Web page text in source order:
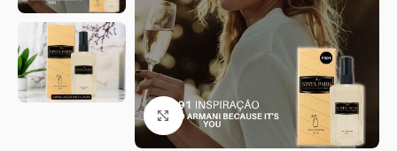
Clique para ampliar